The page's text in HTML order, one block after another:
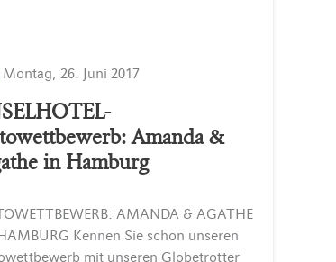
Montag, 26. Juni 2017
Amanda &
in Hamburg
AMANDA & AGATHE
Kennen Sie schon unseren
mit unseren Globetrotter